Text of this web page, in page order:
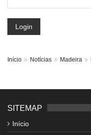
Login
Início Notícias Madeira
SITEMAP
Início